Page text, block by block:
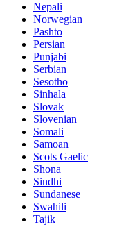
Nepali
Norwegian
Pashto
Persian
Punjabi
Serbian
Sesotho
Sinhala
Slovak
Slovenian
Somali
Samoan
Scots Gaelic
Shona
Sindhi
Sundanese
Swahili
Tajik